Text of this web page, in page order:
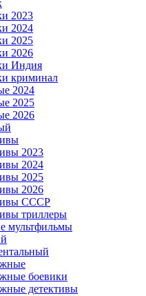
2023
2024
2025
2026
Индия
криминал
2024
2025
2026
2023
2024
2025
2026
СССР
триллеры
мультфильмы
боевики
детективы